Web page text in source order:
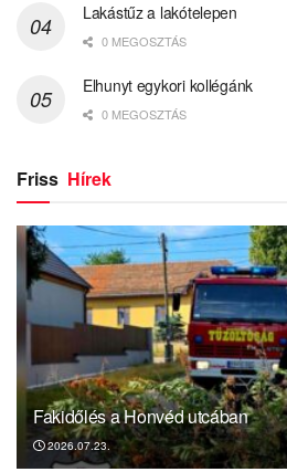
Lakástűz a lakótelepen
0 MEGOSZTÁS
Elhunyt egykori kollégánk
0 MEGOSZTÁS
Friss Hírek
Fakidőlés a Honvéd utcában
2026.07.23.